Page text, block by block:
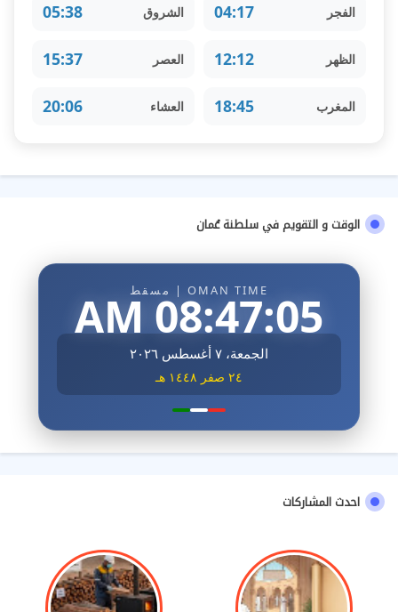
الفجر 04:17 الشروق 05:38
الظهر 12:12 العصر 15:37
المغرب 18:45 العشاء 20:06
الوقت و التقويم في سلطنة عُمان
OMAN TIME | مسقط
08:47:06 AM
الجمعة، ٧ أغسطس ٢٠٢٦
٢٤ صفر ١٤٤٨ هـ
احدث المشاركات